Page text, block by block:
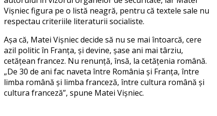
Vișniec figura pe o listă neagră, pentru că textele sale nu
respectau criteriile literaturii socialiste.
Așa că, Matei Vișniec decide să nu se mai întoarcă, cere
azil politic în Franța, și devine, șase ani mai târziu,
cetățean francez. Nu renunță, însă, la cetățenia română.
„De 30 de ani fac naveta între România şi Franţa, între
limba română şi limba franceză, între cultura română şi
cultura franceză”, spune Matei Vișniec.